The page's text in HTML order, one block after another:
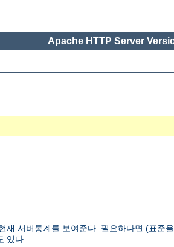
Apache HTTP Server
서버통계를 보여준다. 필요하다면 (표준
있다.